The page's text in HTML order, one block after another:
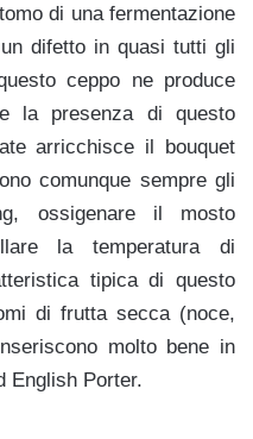
di una fermentazione
difetto in quasi tutti gli
ceppo ne produce
la presenza di questo
arricchisce il bouquet
comunque sempre gli
ossigenare il mosto
la temperatura di
tipica di questo
di frutta secca (noce,
molto bene in
English Porter.